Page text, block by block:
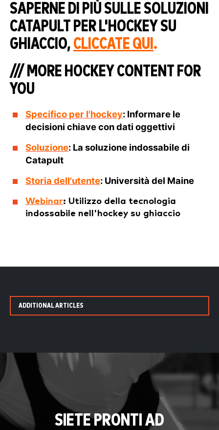
SAPERNE DI PIÙ SULLE SOLUZIONI
CATAPULT PER L'HOCKEY SU
GHIACCIO, CLICCATE QUI .
/// MORE HOCKEY CONTENT FOR
YOU
Specifico per l'hockey: Informare le
decisioni chiave con dati oggettivi
Soluzione: La soluzione indossabile di
Catapult
Storia dell'utente: Università del Maine
Webinar: Utilizzo della tecnologia
indossabile nell'hockey su ghiaccio
ADDITIONAL ARTICLES
SIETE PRONTI AD